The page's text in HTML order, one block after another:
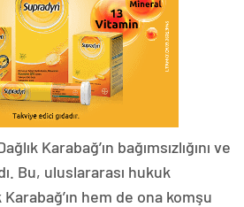
Karabağ’ın bağımsızlığını ve
Bu, uluslararası hukuk
Karabağ’ın hem de ona komşu